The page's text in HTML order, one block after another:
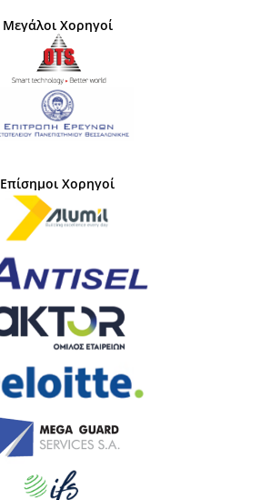
Μεγάλοι Χορηγοί
Επίσημοι Χορηγοί